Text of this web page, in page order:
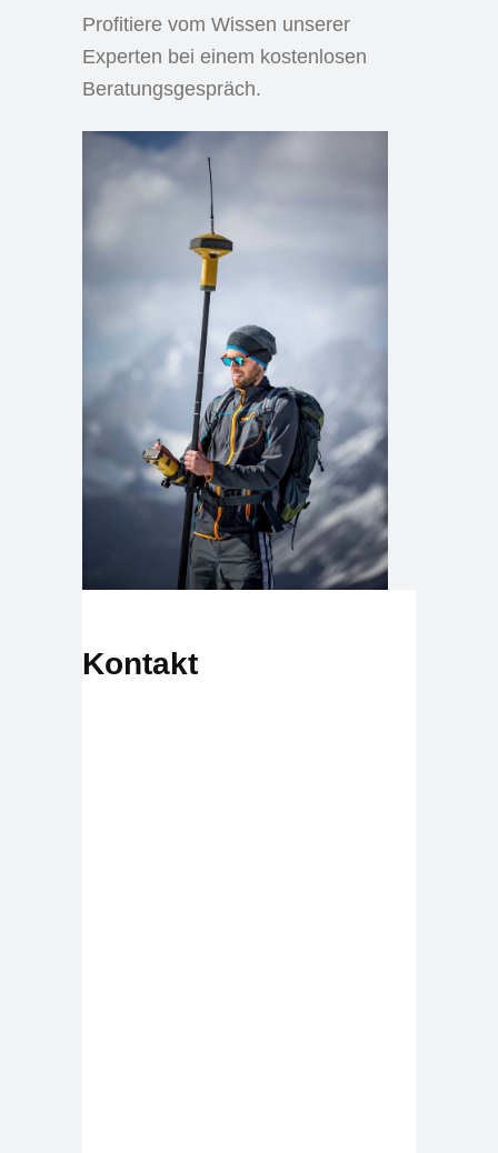
Profitiere vom Wissen unserer
Experten bei einem kostenlosen
Beratungsgespräch.
Kontakt